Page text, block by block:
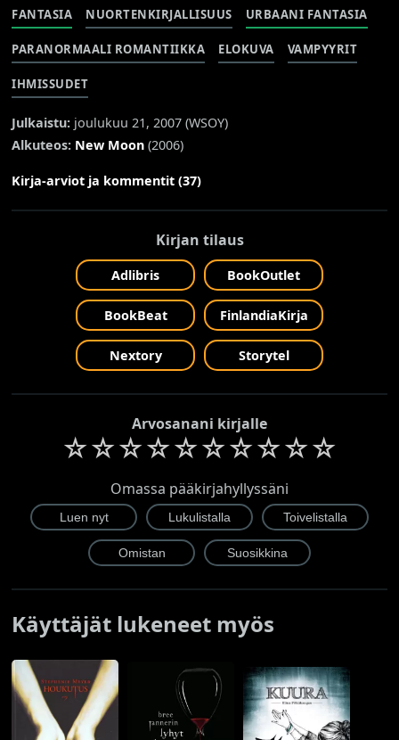
FANTASIA NUORTENKIRJALLISUUS URBAANI FANTASIA
PARANORMAALI ROMANTIIKKA ELOKUVA VAMPYYRIT
IHMISSUDET
Julkaistu: joulukuu 21, 2007 (WSOY)
Alkuteos: New Moon (2006)
Kirja-arviot ja kommentit (37)
Kirjan tilaus
Adlibris BookOutlet
BookBeat FinlandiaKirja
Nextory Storytel
Arvosanani kirjalle
☆☆☆☆☆☆☆☆☆☆
Omassa pääkirjahyllyssäni
Käyttäjät lukeneet myös